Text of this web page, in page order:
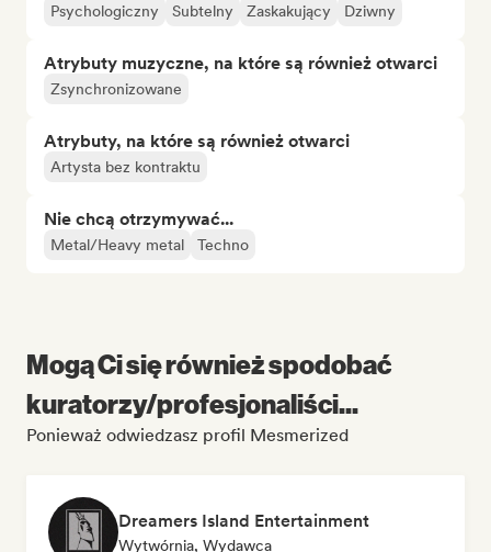
Psychologiczny
Subtelny Zaskakujący Dziwny
Atrybuty muzyczne, na które są również otwarci
Zsynchronizowane
Atrybuty, na które są również otwarci
Artysta bez kontraktu
Nie chcą otrzymywać...
Metal/Heavy metal Techno
Mogą Ci się również spodobać
kuratorzy/profesjonaliści...
Ponieważ odwiedzasz profil Mesmerized
Dreamers Island Entertainment
Wytwórnia, Wydawca